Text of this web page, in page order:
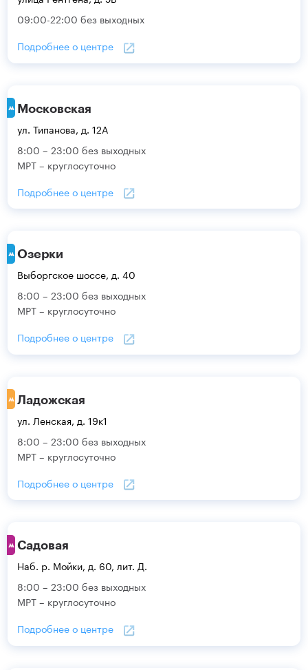
09:00-22:00 без выходных
Подробнее о центре
Московская
ул. Типанова, д. 12А
8:00 – 23:00 без выходных
МРТ – круглосуточно
Подробнее о центре
Озерки
Выборгское шоссе, д. 40
8:00 – 23:00 без выходных
МРТ – круглосуточно
Подробнее о центре
Ладожская
ул. Ленская, д. 19к1
8:00 – 23:00 без выходных
МРТ – круглосуточно
Подробнее о центре
Садовая
Наб. р. Мойки, д. 60, лит. Д.
8:00 – 23:00 без выходных
МРТ – круглосуточно
Подробнее о центре